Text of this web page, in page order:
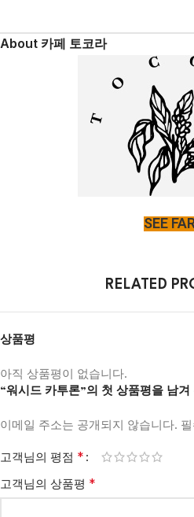
About 카페 토코라
SEE
RELATED
상품평
아직 상품평이 없습니다.
“워시드 카투론”의 첫 상품평을 남겨
이메일 주소는 공개되지 않습니다.
고객님의 평점 *
고객님의 상품평 *